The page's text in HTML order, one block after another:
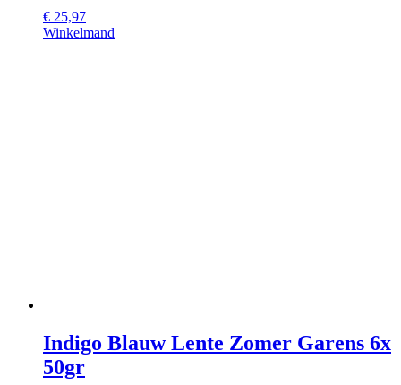
€ 25,97
Winkelmand
Indigo Blauw Lente Zomer Garens 6x
50gr